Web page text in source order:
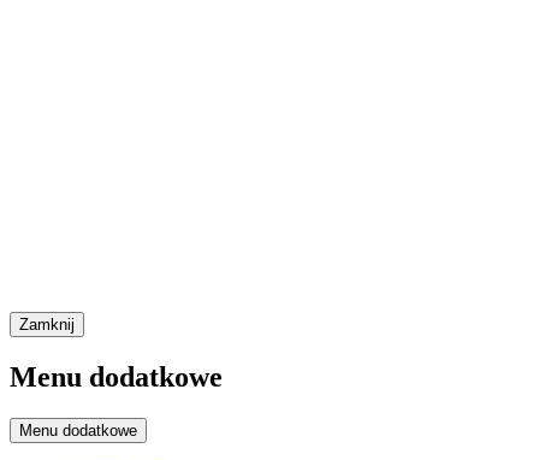
Zamknij
Menu dodatkowe
Menu dodatkowe